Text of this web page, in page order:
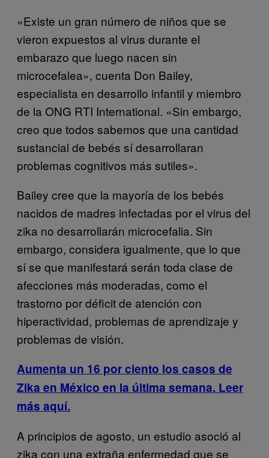
«Existe un gran número de niños que se
vieron expuestos al virus durante el
embarazo que luego nacen sin
microcefalea», cuenta Don Bailey,
especialista en desarrollo infantil y miembro
de la ONG RTI International. «Sin embargo,
creo que todos sabemos que una cantidad
sustancial de bebés sí desarrollaran
problemas cognitivos más sutiles».
Bailey cree que la mayoría de los bebés
nacidos de madres infectadas por el virus del
zika no desarrollarán microcefalia. Sin
embargo, considera igualmente, que lo que
sí se que manifestará serán toda clase de
afecciones más moderadas, como el
trastorno por déficit de atención con
hiperactividad, problemas de aprendizaje y
problemas de visión.
Aumenta un 16 por ciento los casos de
Zika en México en la última semana. Leer
más aquí.
A principios de agosto, un estudio asoció al
zika con una extraña enfermedad que se